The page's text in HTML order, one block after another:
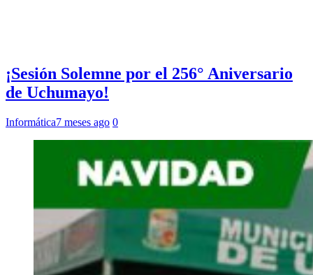
¡Sesión Solemne por el 256° Aniversario
de Uchumayo!
Informática7 meses ago 0